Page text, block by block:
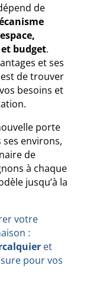
de
budget.
et ses
de trouver
besoins et
porte
environs,
de
à chaque
jusqu’à la
votre
:
et
pour vos